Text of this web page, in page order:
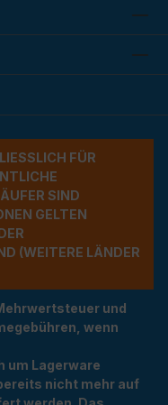
FÜR G
A
SIND A
GELTEN A
BU
LÄNDER NU
und
wenn
um Lagerware
nicht mehr auf